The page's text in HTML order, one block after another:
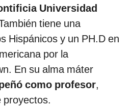
Universidad
tiene una
Hispánicos y un PH.D en
por la
En su alma máter
como profesor,
proyectos.